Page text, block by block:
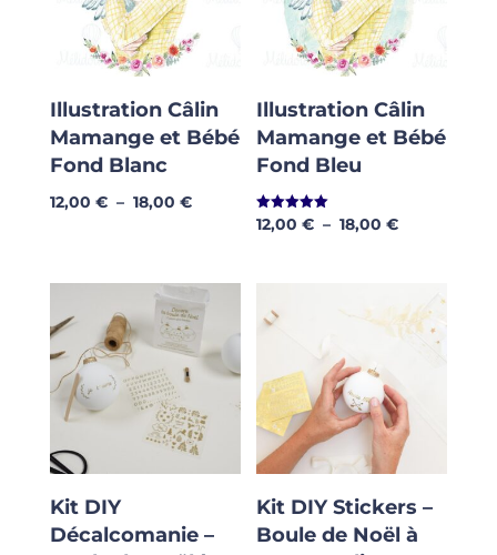
Illustration Câlin
Mamange et Bébé
Fond Blanc
12,00 € – 18,00 €Plage
à
18,00 €
Illustration Câlin
Mamange et Bébé
Fond Bleu
Note
5.00
12,00€ – 18,00€Plage
12,00 €
à
18,00 €
Kit DIY
Décalcomanie –
Kit DIY Stickers –
Boule de Noël à